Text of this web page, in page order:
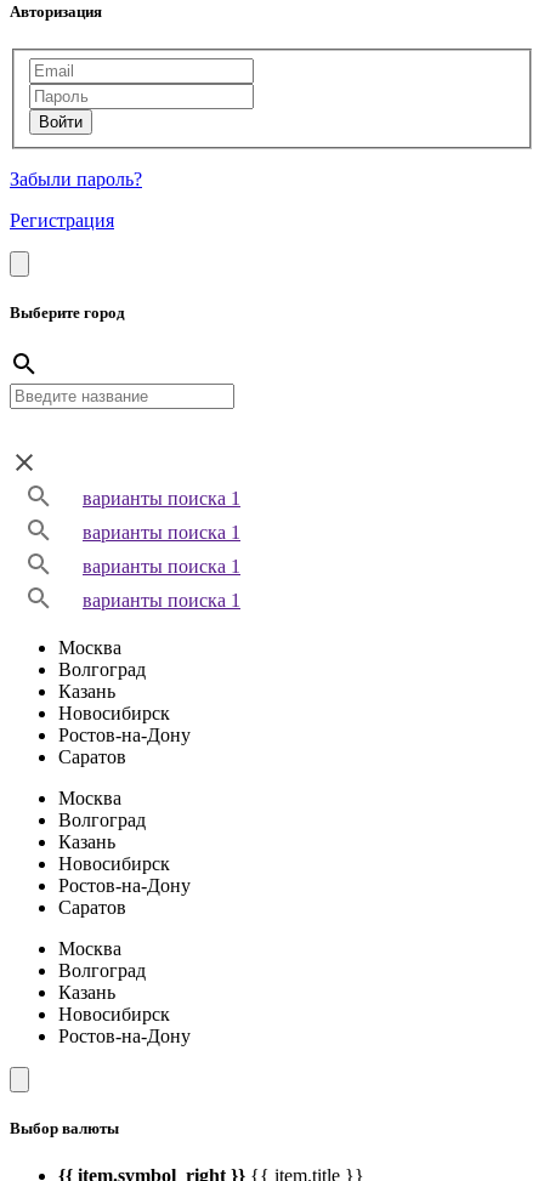
Авторизация
Забыли пароль?
Регистрация
Выберите город
варианты поиска 1
варианты поиска 1
варианты поиска 1
варианты поиска 1
Москва
Волгоград
Казань
Новосибирск
Ростов-на-Дону
Саратов
Москва
Волгоград
Казань
Новосибирск
Ростов-на-Дону
Саратов
Москва
Волгоград
Казань
Новосибирск
Ростов-на-Дону
Выбор валюты
{{ item.symbol_right }} {{ item.title }}